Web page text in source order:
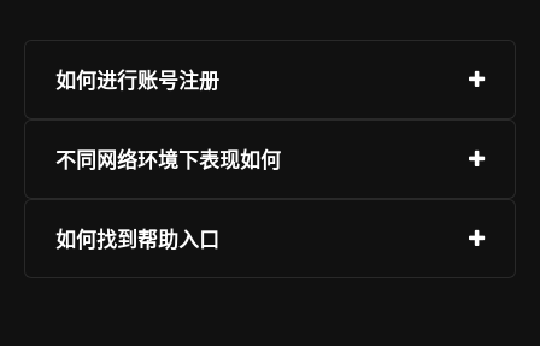
如何进行账号注册
注册流程简洁明了，进入“注册”入口，提供通信方
不同网络环境下表现如何
服务适配主流终端设备，包括PC、平板与手机，
如何找到帮助入口